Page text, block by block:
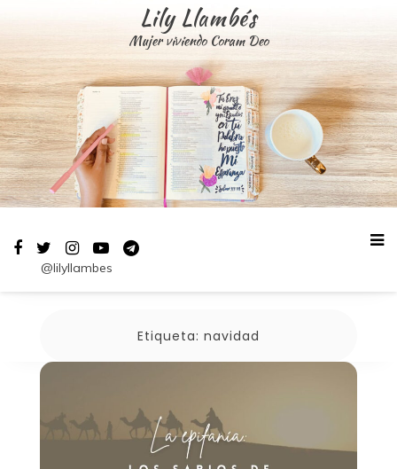
Lily Llambés
Mujer viviendo Coram Deo
@lilyllambes
Etiqueta: navidad